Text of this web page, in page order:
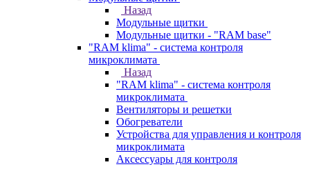
Назад
Модульные щитки
Модульные щитки - "RAM base"
"RAM klima" - система контроля
микроклимата
Назад
"RAM klima" - система контроля
микроклимата
Вентиляторы и решетки
Обогреватели
Устройства для управления и контроля
микроклимата
Аксессуары для контроля